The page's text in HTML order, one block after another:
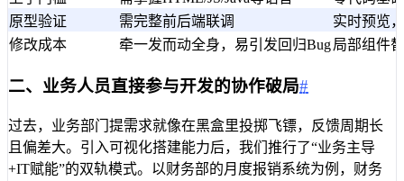
原型验证
需完整前后端联调
实时预览
修改成本
牵一发而动全身，易引发回归Bug局部组件
二、业务人员直接参与开发的协作破局#
过去，业务部门提需求就像在黑盒里投掷飞镖，反馈周期长
且偏差大。引入可视化搭建能力后，我们推行了“业务主导
+IT赋能”的双轨模式。以财务部的月度报销系统为例，财务